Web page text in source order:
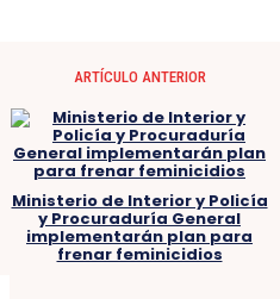
ARTÍCULO ANTERIOR
Ministerio de Interior y Policía
y Procuraduría General
implementarán plan para
frenar feminicidios